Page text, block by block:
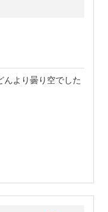
より曇り空でした